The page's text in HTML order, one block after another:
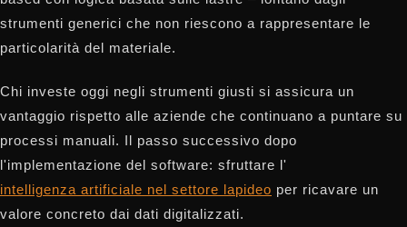
strumenti generici che non riescono a rappresentare le
particolarità del materiale.
Chi investe oggi negli strumenti giusti si assicura un
vantaggio rispetto alle aziende che continuano a puntare su
processi manuali. Il passo successivo dopo
l'implementazione del software: sfruttare l'
intelligenza artificiale nel settore lapideo per ricavare un
valore concreto dai dati digitalizzati.